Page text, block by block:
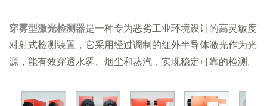
穿雾型激光检测器是一种专为恶劣工业环境设计的高灵敏度
对射式检测装置，它采用经过调制的红外半导体激光作为光
源，能有效穿透水雾、烟尘和蒸汽，实现稳定可靠的检测。